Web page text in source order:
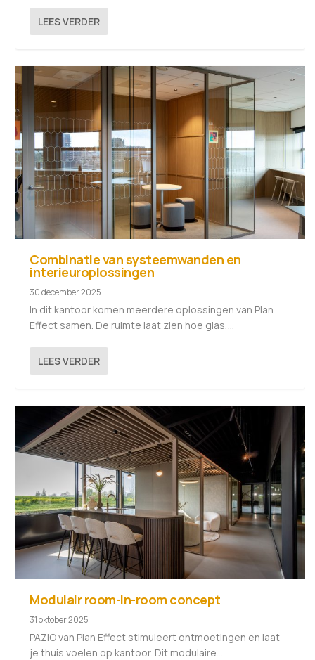
LEES VERDER
Combinatie van systeemwanden en
interieuroplossingen
30 december 2025
In dit kantoor komen meerdere oplossingen van Plan
Effect samen. De ruimte laat zien hoe glas,...
LEES VERDER
Modulair room-in-room concept
31 oktober 2025
PAZIO van Plan Effect stimuleert ontmoetingen en laat
je thuis voelen op kantoor. Dit modulaire...